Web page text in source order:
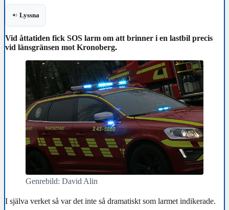
Lyssna
Vid åttatiden fick SOS larm om att brinner i en lastbil precis
vid länsgränsen mot Kronoberg.
Genrebild: David Alin
I själva verket så var det inte så dramatiskt som larmet indikerade.